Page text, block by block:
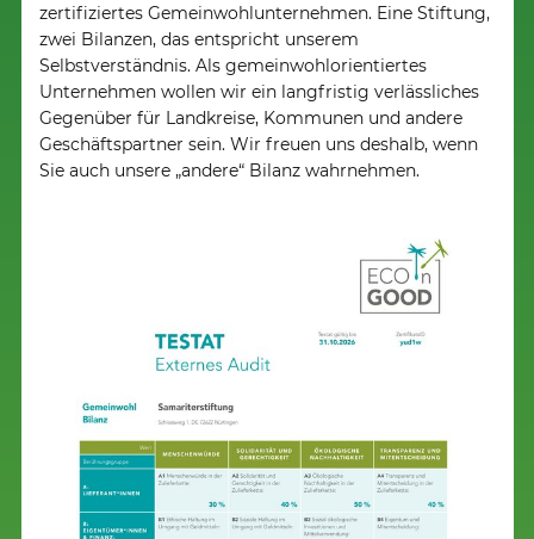
zertifiziertes Gemeinwohlunternehmen. Eine Stiftung,
zwei Bilanzen, das entspricht unserem
Selbstverständnis. Als gemeinwohlorientiertes
Unternehmen wollen wir ein langfristig verlässliches
Gegenüber für Landkreise, Kommunen und andere
Geschäftspartner sein. Wir freuen uns deshalb, wenn
Sie auch unsere „andere“ Bilanz wahrnehmen.